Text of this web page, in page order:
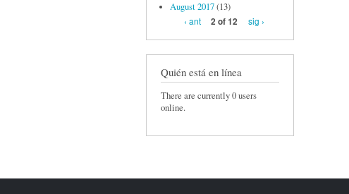
August 2017(13)
‹ ant
2 of 12 sig ›
Quién está en línea
There are currently 0 users
online.